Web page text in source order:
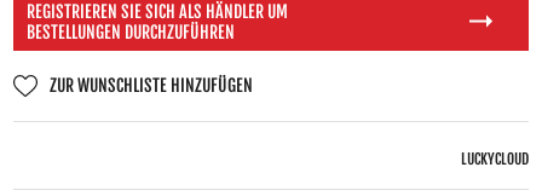
REGISTRIEREN SIE SICH ALS HÄNDLER UM
BESTELLUNGEN DURCHZUFÜHREN
ZUR WUNSCHLISTE HINZUFÜGEN
LUCKYCLOUD